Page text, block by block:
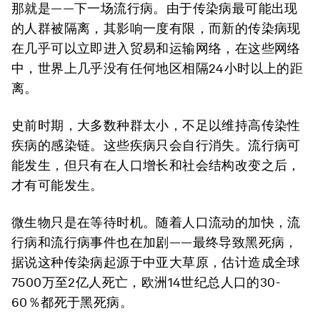
那就是——下一场流行病。由于传染病最可能出现
的人群被隔离，其影响一度有限，而新的传染病现
在几乎可以立即进入贸易和运输网络，在这些网络
中，世界上几乎没有任何地区相隔24小时以上的距
离。
史前时期，大多数种群太小，不足以维持高传染性
疾病的感染链。这些疾病只会自行消失。流行病可
能发生，但只有在人口增长和社会结构改变之后，
才有可能发生。
微生物只是在等待时机。随着人口流动的加快，流
行病和流行病事件也在加剧——最终导致黑死病，
据说这种传染病起源于中亚大草原，估计造成全球
7500万至2亿人死亡，欧洲14世纪总人口的30-
60％都死于黑死病。